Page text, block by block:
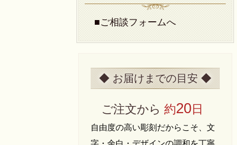
■ご相談フォームへ
◆ お届けまでの目安 ◆
ご注文から 約20日
自由度の高い彫刻だからこそ、文